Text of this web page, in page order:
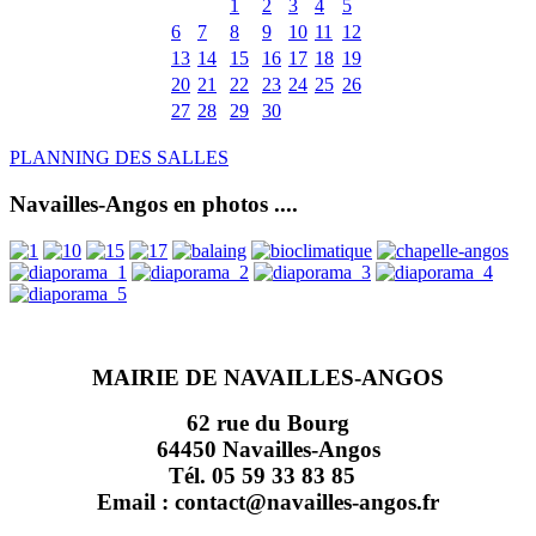
1 2 3 4
5
6
7 8 9 10 11
12
13 14 15 16 17 18 19
20 21 22 23 24 25 26
27 28 29 30
PLANNING DES SALLES
Navailles-Angos en photos ....
MAIRIE DE NAVAILLES-ANGOS
62 rue du Bourg
64450 Navailles-Angos
Tél. 05 59 33 83 85
Email : contact@navailles-angos.fr